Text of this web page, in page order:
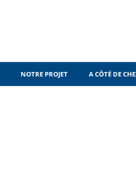
NOTRE PROJET A CÔTÉ DE